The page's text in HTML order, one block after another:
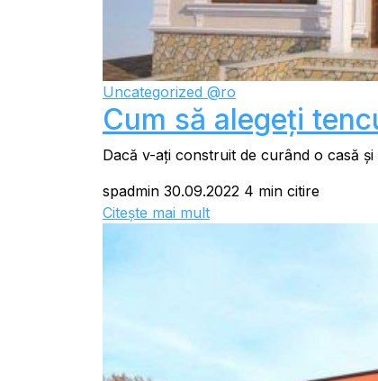
Uncategorized @ro
Cum să alegeți
Dacă v-ați construit de curând o casă
spadmin 30.09.2022 4 min citire
Citește mai mult